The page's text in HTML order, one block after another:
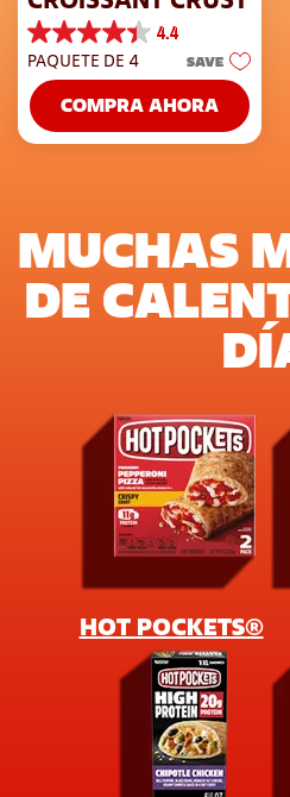
4.4
4.4
de
5
estrellas.
217
reseñas
PAQUETE DE 4 SAVE
COMPRA AHORA